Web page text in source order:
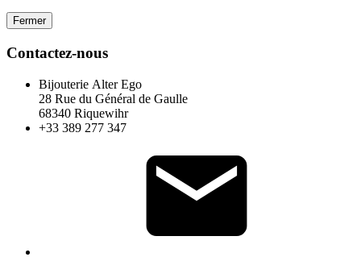
Fermer
Contactez-nous
Bijouterie Alter Ego
28 Rue du Général de Gaulle
68340 Riquewihr
+33 389 277 347